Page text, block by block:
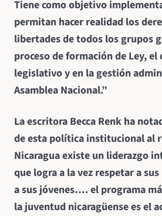
Tiene como objetivo
permitan hacer realidad los
libertades de todos los grupos
proceso de formación de Ley, el
legislativo y en la gestión
Asamblea Nacional.”
La escritora Becca Renk ha
de esta política institucional al
Nicaragua existe un liderazgo
que logra a la vez respetar a
a sus jóvenes…. el programa
la juventud nicaragüense es el